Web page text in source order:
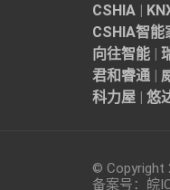
CSHIA |
CSHIA智能
向往智能 |
君和睿通 |
科力屋 | 悠
© Copyright
备案号： 皖